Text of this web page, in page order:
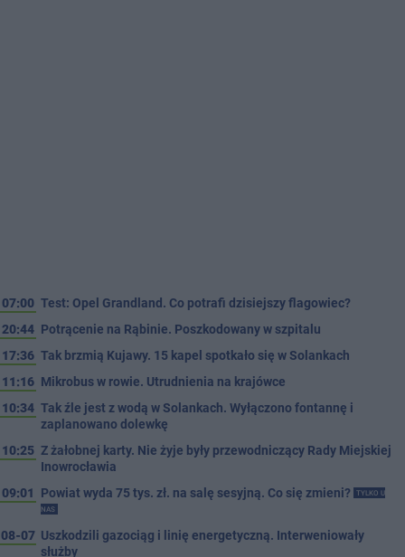
07:00 Test: Opel Grandland. Co potrafi dzisiejszy flagowiec?
20:44 Potrącenie na Rąbinie. Poszkodowany w szpitalu
17:36 Tak brzmią Kujawy. 15 kapel spotkało się w Solankach
11:16 Mikrobus w rowie. Utrudnienia na krajówce
10:34 Tak źle jest z wodą w Solankach. Wyłączono fontannę i
zaplanowano dolewkę
10:25 Z żałobnej karty. Nie żyje były przewodniczący Rady Miejskiej
Inowrocławia
09:01
Powiat wyda 75 tys. zł. na salę sesyjną. Co się zmieni?
TYLKO U
NAS
08-07 Uszkodzili gazociąg i linię energetyczną. Interweniowały
służby